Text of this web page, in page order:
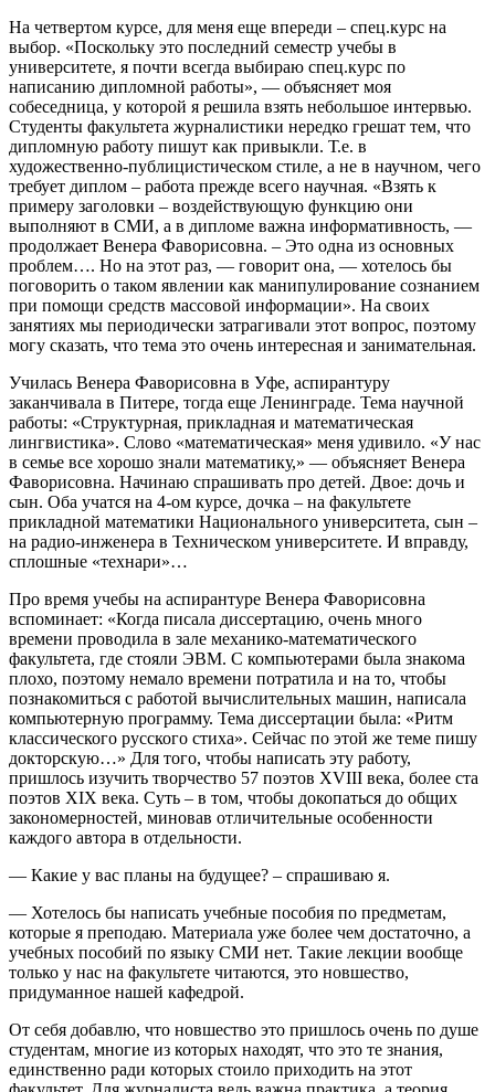
На четвертом курсе, для меня еще впереди – спец.курс на
выбор. «Поскольку это последний семестр учебы в
университете, я почти всегда выбираю спец.курс по
написанию дипломной работы», — объясняет моя
собеседница, у которой я решила взять небольшое интервью.
Студенты факультета журналистики нередко грешат тем, что
дипломную работу пишут как привыкли. Т.е. в
художественно-публицистическом стиле, а не в научном, чего
требует диплом – работа прежде всего научная. «Взять к
примеру заголовки – воздействующую функцию они
выполняют в СМИ, а в дипломе важна информативность, —
продолжает Венера Фаворисовна. – Это одна из основных
проблем…. Но на этот раз, — говорит она, — хотелось бы
поговорить о таком явлении как манипулирование сознанием
при помощи средств массовой информации». На своих
занятиях мы периодически затрагивали этот вопрос, поэтому
могу сказать, что тема это очень интересная и занимательная.
Училась Венера Фаворисовна в Уфе, аспирантуру
заканчивала в Питере, тогда еще Ленинграде. Тема научной
работы: «Структурная, прикладная и математическая
лингвистика». Слово «математическая» меня удивило. «У нас
в семье все хорошо знали математику,» — объясняет Венера
Фаворисовна. Начинаю спрашивать про детей. Двое: дочь и
сын. Оба учатся на 4-ом курсе, дочка – на факультете
прикладной математики Национального университета, сын –
на радио-инженера в Техническом университете. И вправду,
сплошные «технари»…
Про время учебы на аспирантуре Венера Фаворисовна
вспоминает: «Когда писала диссертацию, очень много
времени проводила в зале механико-математического
факультета, где стояли ЭВМ. С компьютерами была знакома
плохо, поэтому немало времени потратила и на то, чтобы
познакомиться с работой вычислительных машин, написала
компьютерную программу. Тема диссертации была: «Ритм
классического русского стиха». Сейчас по этой же теме пишу
докторскую…» Для того, чтобы написать эту работу,
пришлось изучить творчество 57 поэтов XVIII века, более ста
поэтов XIX века. Суть – в том, чтобы докопаться до общих
закономерностей, миновав отличительные особенности
каждого автора в отдельности.
— Какие у вас планы на будущее? – спрашиваю я.
— Хотелось бы написать учебные пособия по предметам,
которые я преподаю. Материала уже более чем достаточно, а
учебных пособий по языку СМИ нет. Такие лекции вообще
только у нас на факультете читаются, это новшество,
придуманное нашей кафедрой.
От себя добавлю, что новшество это пришлось очень по душе
студентам, многие из которых находят, что это те знания,
единственно ради которых стоило приходить на этот